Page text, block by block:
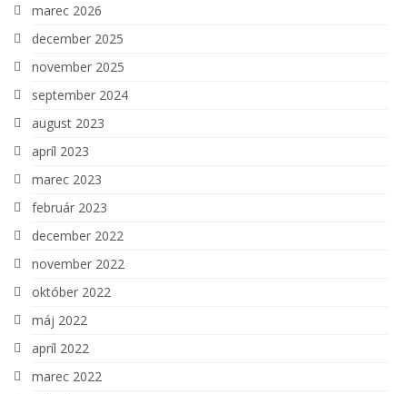
marec 2026
december 2025
november 2025
september 2024
august 2023
apríl 2023
marec 2023
február 2023
december 2022
november 2022
október 2022
máj 2022
apríl 2022
marec 2022